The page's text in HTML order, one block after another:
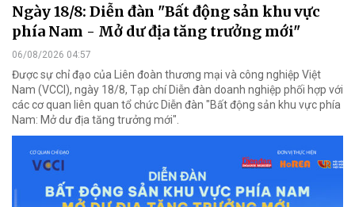
Ngày 18/8: Diễn đàn "Bất động sản khu vực
phía Nam - Mở dư địa tăng trưởng mới"
06/08/2026 04:57
Được sự chỉ đạo của Liên đoàn thương mại và công nghiệp Việt
Nam (VCCI), ngày 18/8, Tạp chí Diễn đàn doanh nghiệp phối hợp với
các cơ quan liên quan tổ chức Diễn đàn "Bất động sản khu vực phía
Nam: Mở dư địa tăng trưởng mới".